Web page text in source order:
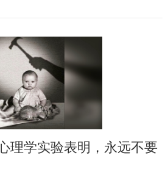
理学实验表明，永远不要